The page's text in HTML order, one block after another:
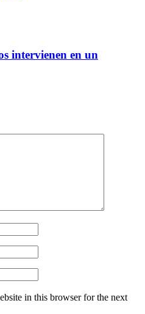
intervienen en un
in this browser for the next